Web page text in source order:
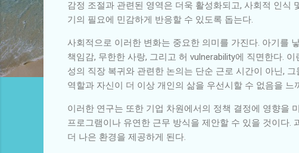
감정 조절과 관련된 영역은 더욱 활성화되고, 사회적 인식
기의 필요에 민감하게 반응할 수 있도록 돕는다.
사회적으로 이러한 변화는 중요한 의미를 가진다. 아기를
책임감, 무한한 사랑, 그리고 허 vulnerability에 직면한다.
성의 직장 복귀와 관련한 논의는 단순 근로 시간이 아닌,
역할과 자신이 더 이상 개인의 삶을 우선시할 수 없음을
이러한 연구는 또한 기업 차원에서의 정책 결정에 영향을
프로그램이나 유연한 근무 방식을 제안할 수 있을 것이다.
더 나은 환경을 제공하게 된다.